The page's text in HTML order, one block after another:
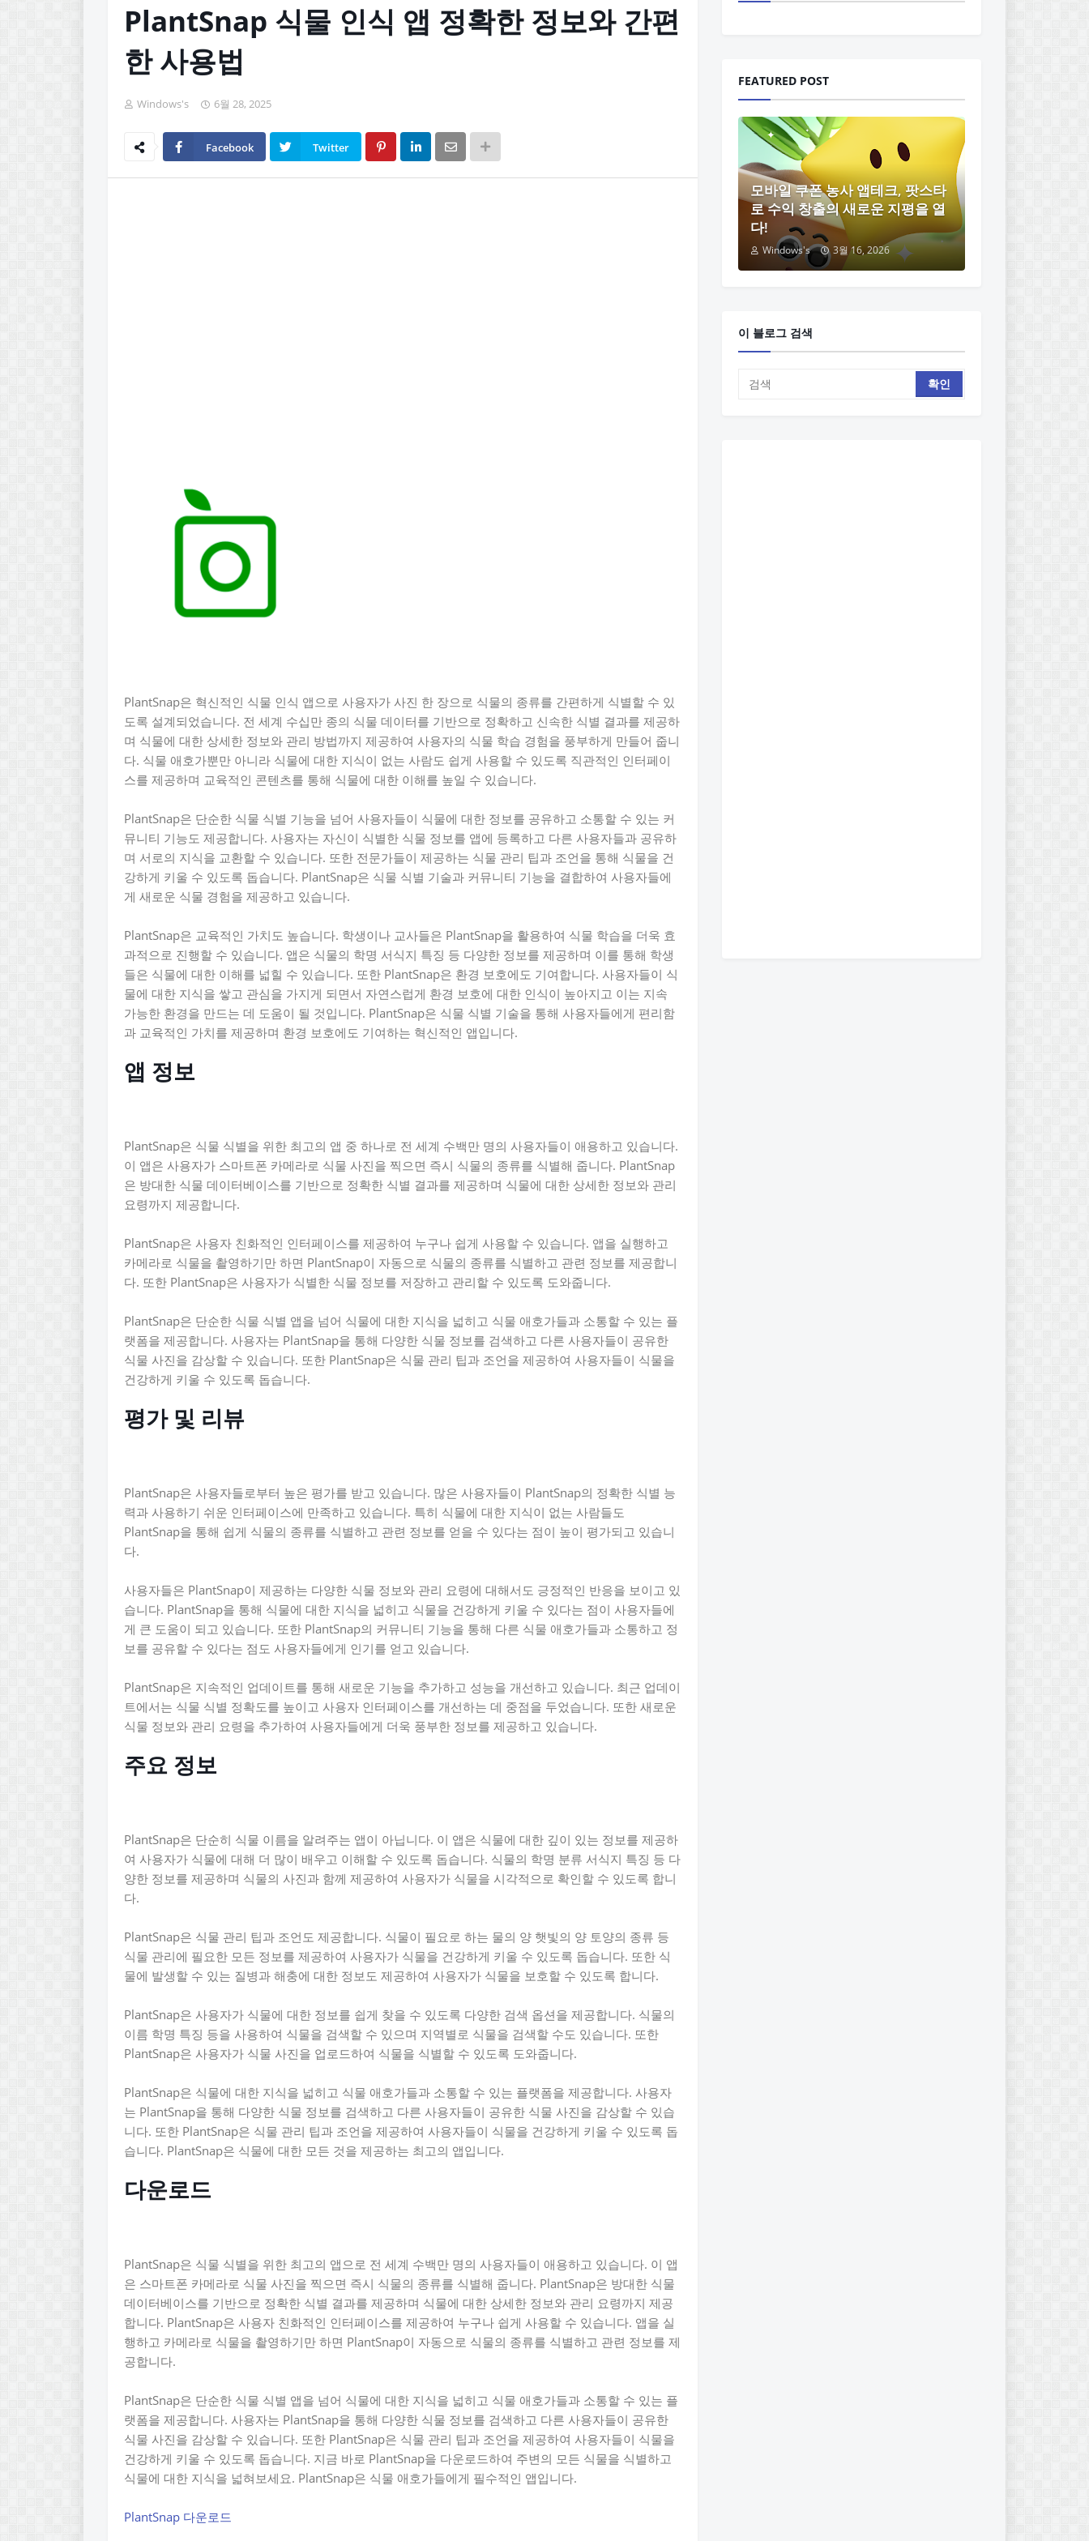
PlantSnap 식물 인식 앱 정확한 정보와 간편
한 사용법
Windows's 6월 28, 2025
Facebook Twitter
PlantSnap은 혁신적인 식물 인식 앱으로 사용자가 사진 한 장으로 식물의 종류를 간편하게 식별할 수 있
도록 설계되었습니다. 전 세계 수십만 종의 식물 데이터를 기반으로 정확하고 신속한 식별 결과를 제공하
며 식물에 대한 상세한 정보와 관리 방법까지 제공하여 사용자의 식물 학습 경험을 풍부하게 만들어 줍니
다. 식물 애호가뿐만 아니라 식물에 대한 지식이 없는 사람도 쉽게 사용할 수 있도록 직관적인 인터페이
스를 제공하며 교육적인 콘텐츠를 통해 식물에 대한 이해를 높일 수 있습니다.
PlantSnap은 단순한 식물 식별 기능을 넘어 사용자들이 식물에 대한 정보를 공유하고 소통할 수 있는 커
뮤니티 기능도 제공합니다. 사용자는 자신이 식별한 식물 정보를 앱에 등록하고 다른 사용자들과 공유하
며 서로의 지식을 교환할 수 있습니다. 또한 전문가들이 제공하는 식물 관리 팁과 조언을 통해 식물을 건
강하게 키울 수 있도록 돕습니다. PlantSnap은 식물 식별 기술과 커뮤니티 기능을 결합하여 사용자들에
게 새로운 식물 경험을 제공하고 있습니다.
PlantSnap은 교육적인 가치도 높습니다. 학생이나 교사들은 PlantSnap을 활용하여 식물 학습을 더욱 효
과적으로 진행할 수 있습니다. 앱은 식물의 학명 서식지 특징 등 다양한 정보를 제공하며 이를 통해 학생
들은 식물에 대한 이해를 넓힐 수 있습니다. 또한 PlantSnap은 환경 보호에도 기여합니다. 사용자들이 식
물에 대한 지식을 쌓고 관심을 가지게 되면서 자연스럽게 환경 보호에 대한 인식이 높아지고 이는 지속
가능한 환경을 만드는 데 도움이 될 것입니다. PlantSnap은 식물 식별 기술을 통해 사용자들에게 편리함
과 교육적인 가치를 제공하며 환경 보호에도 기여하는 혁신적인 앱입니다.
앱 정보
PlantSnap은 식물 식별을 위한 최고의 앱 중 하나로 전 세계 수백만 명의 사용자들이 애용하고 있습니다.
이 앱은 사용자가 스마트폰 카메라로 식물 사진을 찍으면 즉시 식물의 종류를 식별해 줍니다. PlantSnap
은 방대한 식물 데이터베이스를 기반으로 정확한 식별 결과를 제공하며 식물에 대한 상세한 정보와 관리
요령까지 제공합니다.
PlantSnap은 사용자 친화적인 인터페이스를 제공하여 누구나 쉽게 사용할 수 있습니다. 앱을 실행하고
카메라로 식물을 촬영하기만 하면 PlantSnap이 자동으로 식물의 종류를 식별하고 관련 정보를 제공합니
다. 또한 PlantSnap은 사용자가 식별한 식물 정보를 저장하고 관리할 수 있도록 도와줍니다.
PlantSnap은 단순한 식물 식별 앱을 넘어 식물에 대한 지식을 넓히고 식물 애호가들과 소통할 수 있는 플
랫폼을 제공합니다. 사용자는 PlantSnap을 통해 다양한 식물 정보를 검색하고 다른 사용자들이 공유한
식물 사진을 감상할 수 있습니다. 또한 PlantSnap은 식물 관리 팁과 조언을 제공하여 사용자들이 식물을
건강하게 키울 수 있도록 돕습니다.
평가 및 리뷰
PlantSnap은 사용자들로부터 높은 평가를 받고 있습니다. 많은 사용자들이 PlantSnap의 정확한 식별 능
력과 사용하기 쉬운 인터페이스에 만족하고 있습니다. 특히 식물에 대한 지식이 없는 사람들도
PlantSnap을 통해 쉽게 식물의 종류를 식별하고 관련 정보를 얻을 수 있다는 점이 높이 평가되고 있습니
다.
사용자들은 PlantSnap이 제공하는 다양한 식물 정보와 관리 요령에 대해서도 긍정적인 반응을 보이고 있
습니다. PlantSnap을 통해 식물에 대한 지식을 넓히고 식물을 건강하게 키울 수 있다는 점이 사용자들에
게 큰 도움이 되고 있습니다. 또한 PlantSnap의 커뮤니티 기능을 통해 다른 식물 애호가들과 소통하고 정
보를 공유할 수 있다는 점도 사용자들에게 인기를 얻고 있습니다.
PlantSnap은 지속적인 업데이트를 통해 새로운 기능을 추가하고 성능을 개선하고 있습니다. 최근 업데이
트에서는 식물 식별 정확도를 높이고 사용자 인터페이스를 개선하는 데 중점을 두었습니다. 또한 새로운
식물 정보와 관리 요령을 추가하여 사용자들에게 더욱 풍부한 정보를 제공하고 있습니다.
주요 정보
PlantSnap은 단순히 식물 이름을 알려주는 앱이 아닙니다. 이 앱은 식물에 대한 깊이 있는 정보를 제공하
여 사용자가 식물에 대해 더 많이 배우고 이해할 수 있도록 돕습니다. 식물의 학명 분류 서식지 특징 등 다
양한 정보를 제공하며 식물의 사진과 함께 제공하여 사용자가 식물을 시각적으로 확인할 수 있도록 합니
다.
PlantSnap은 식물 관리 팁과 조언도 제공합니다. 식물이 필요로 하는 물의 양 햇빛의 양 토양의 종류 등
식물 관리에 필요한 모든 정보를 제공하여 사용자가 식물을 건강하게 키울 수 있도록 돕습니다. 또한 식
물에 발생할 수 있는 질병과 해충에 대한 정보도 제공하여 사용자가 식물을 보호할 수 있도록 합니다.
PlantSnap은 사용자가 식물에 대한 정보를 쉽게 찾을 수 있도록 다양한 검색 옵션을 제공합니다. 식물의
이름 학명 특징 등을 사용하여 식물을 검색할 수 있으며 지역별로 식물을 검색할 수도 있습니다. 또한
PlantSnap은 사용자가 식물 사진을 업로드하여 식물을 식별할 수 있도록 도와줍니다.
PlantSnap은 식물에 대한 지식을 넓히고 식물 애호가들과 소통할 수 있는 플랫폼을 제공합니다. 사용자
는 PlantSnap을 통해 다양한 식물 정보를 검색하고 다른 사용자들이 공유한 식물 사진을 감상할 수 있습
니다. 또한 PlantSnap은 식물 관리 팁과 조언을 제공하여 사용자들이 식물을 건강하게 키울 수 있도록 돕
습니다. PlantSnap은 식물에 대한 모든 것을 제공하는 최고의 앱입니다.
다운로드
PlantSnap은 식물 식별을 위한 최고의 앱으로 전 세계 수백만 명의 사용자들이 애용하고 있습니다. 이 앱
은 스마트폰 카메라로 식물 사진을 찍으면 즉시 식물의 종류를 식별해 줍니다. PlantSnap은 방대한 식물
데이터베이스를 기반으로 정확한 식별 결과를 제공하며 식물에 대한 상세한 정보와 관리 요령까지 제공
합니다. PlantSnap은 사용자 친화적인 인터페이스를 제공하여 누구나 쉽게 사용할 수 있습니다. 앱을 실
행하고 카메라로 식물을 촬영하기만 하면 PlantSnap이 자동으로 식물의 종류를 식별하고 관련 정보를 제
공합니다.
PlantSnap은 단순한 식물 식별 앱을 넘어 식물에 대한 지식을 넓히고 식물 애호가들과 소통할 수 있는 플
랫폼을 제공합니다. 사용자는 PlantSnap을 통해 다양한 식물 정보를 검색하고 다른 사용자들이 공유한
식물 사진을 감상할 수 있습니다. 또한 PlantSnap은 식물 관리 팁과 조언을 제공하여 사용자들이 식물을
건강하게 키울 수 있도록 돕습니다. 지금 바로 PlantSnap을 다운로드하여 주변의 모든 식물을 식별하고
식물에 대한 지식을 넓혀보세요. PlantSnap은 식물 애호가들에게 필수적인 앱입니다.
PlantSnap 다운로드
FEATURED POST
모바일 쿠폰 농사 앱테크, 팟스타
로 수익 창출의 새로운 지평을 열
다!
Windows's 3월 16, 2026
이 블로그 검색